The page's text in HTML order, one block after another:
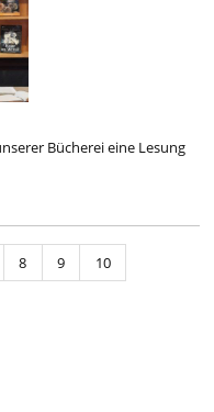
Bücherei eine Lesung
8 9
10